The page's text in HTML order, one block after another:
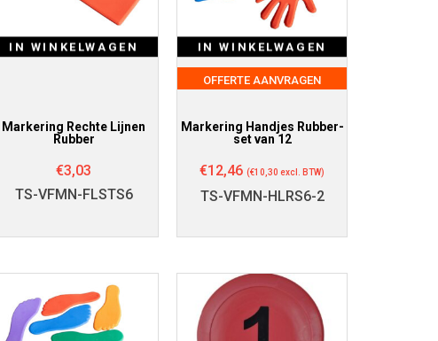
IN WINKELWAGEN
Markering Rechte Lijnen
Rubber
€3,03
TS-VFMN-FLSTS6
IN WINKELWAGEN
OFFERTE AANVRAGEN
Markering Handjes Rubber-
set van 12
€12,46 (€10,30 excl. BTW)
TS-VFMN-HLRS6-2